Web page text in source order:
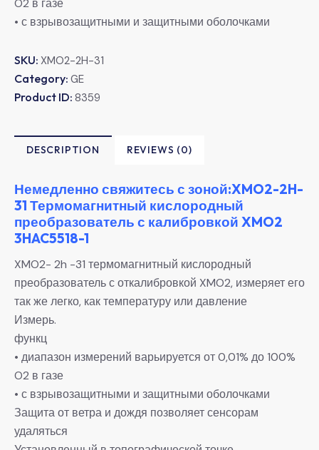
O2 в газе
• с взрывозащитными и защитными оболочками
SKU: XMO2-2H-31
Category: GE
Product ID: 8359
DESCRIPTION REVIEWS (0)
Немедленно свяжитесь с зоной:XMO2-2H-
31 Термомагнитный кислородный
преобразователь с калибровкой XMO2
3HAC5518-1
XMO2- 2h -31 термомагнитный кислородный
преобразователь с откалибровкой XMO2, измеряет его
так же легко, как температуру или давление
Измерь.
функц
• диапазон измерений варьируется от 0,01% до 100%
O2 в газе
• с взрывозащитными и защитными оболочками
Защита от ветра и дождя позволяет сенсорам
удаляться